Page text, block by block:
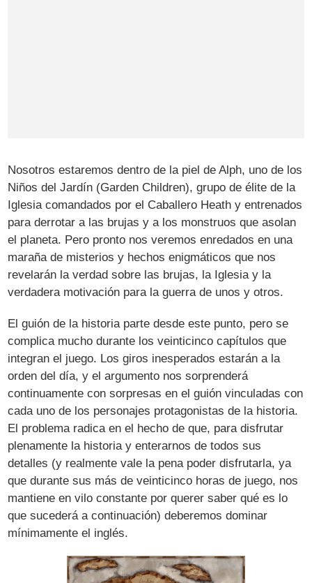
Nosotros estaremos dentro de la piel de Alph, uno de los
Niños del Jardín (Garden Children), grupo de élite de la
Iglesia comandados por el Caballero Heath y entrenados
para derrotar a las brujas y a los monstruos que asolan
el planeta. Pero pronto nos veremos enredados en una
maraña de misterios y hechos enigmáticos que nos
revelarán la verdad sobre las brujas, la Iglesia y la
verdadera motivación para la guerra de unos y otros.
El guión de la historia parte desde este punto, pero se
complica mucho durante los veinticinco capítulos que
integran el juego. Los giros inesperados estarán a la
orden del día, y el argumento nos sorprenderá
continuamente con sorpresas en el guión vinculadas con
cada uno de los personajes protagonistas de la historia.
El problema radica en el hecho de que, para disfrutar
plenamente la historia y enterarnos de todos sus
detalles (y realmente vale la pena poder disfrutarla, ya
que durante sus más de veinticinco horas de juego, nos
mantiene en vilo constante por querer saber qué es lo
que sucederá a continuación) deberemos dominar
mínimamente el inglés.